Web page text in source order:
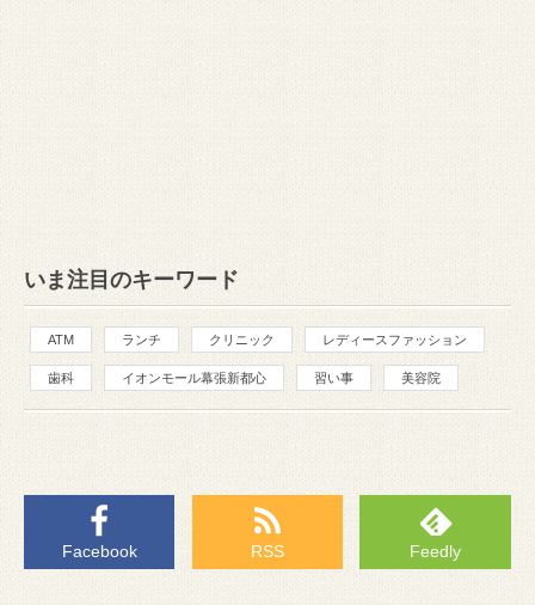
いま注目のキーワード
ATM ランチ クリニック レディースファッション
歯科 イオンモール幕張新都心 習い事 美容院
Facebook RSS Feedly